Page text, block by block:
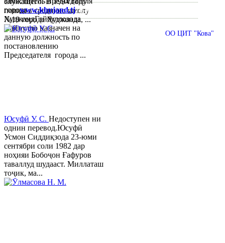
города
ХуджандГайбуллозода
Хайрулло назначен на
данную должность по
постановлению
Председателя города ...
пошел в среднюю школу
№18 города Худжанда, ...
Юсуфӣ У. C. Недоступен ни
однин перевод.Юсуфӣ
Усмон Сиддиқзода 23-юми
сентябри соли 1982 дар
ноҳияи Бобоҷон Ғафуров
таваллуд шудааст. Миллаташ
тоҷик, ма...
www.khujand.tj, e-mail:
© 2013-2018 Разработчик и техническая поддержка ОО ЦИТ "Кова"